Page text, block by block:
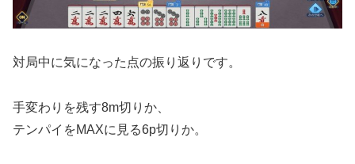
対局中に気になった点の振り返りです。
手変わりを残す8m切りか、
テンパイをMAXに見る6p切りか。